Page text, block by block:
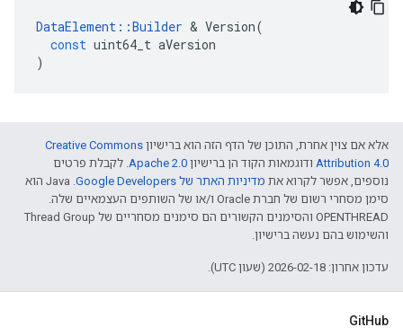
DataElement ::Builder & Version(
const uint64_t aVersion
)
אלא אם צוין אחרת, התוכן של הדף הזה הוא ברישיון Creative Commons
Attribution 4.0‏ ודוגמאות הקוד הן ברישיון Apache 2.0‏. לקבלת פרטים
נוספים, אפשר לקרוא את מדיניות האתר של Google Developers‏
.‏ Java הוא
סימן מסחרי רשום של חברת Oracle ו/או של השותפים העצמאיים שלה.
‫OPENTHREAD והסימנים הקשורים הם סימנים מסחריים של Thread Group
והשימוש בהם נעשה ברישיון.
עדכון אחרון: 2026-02-18 (שעון UTC).
GitHub